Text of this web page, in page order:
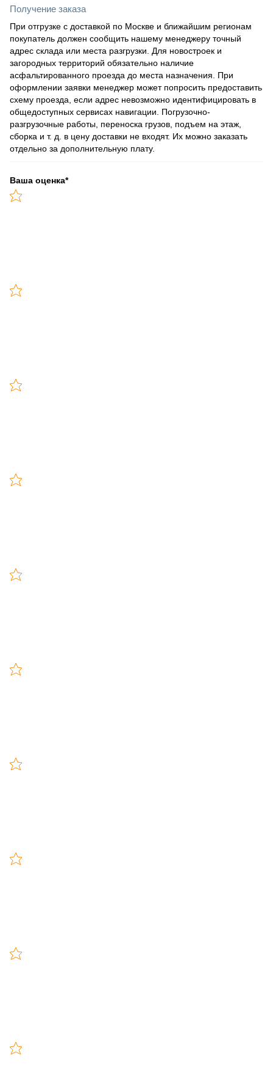
Получение заказа
При отгрузке с доставкой по Москве и ближайшим регионам
покупатель должен сообщить нашему менеджеру точный
адрес склада или места разгрузки. Для новостроек и
загородных территорий обязательно наличие
асфальтированного проезда до места назначения. При
оформлении заявки менеджер может попросить предоставить
схему проезда, если адрес невозможно идентифицировать в
общедоступных сервисах навигации. Погрузочно-
разгрузочные работы, переноска грузов, подъем на этаж,
сборка и т. д. в цену доставки не входят. Их можно заказать
отдельно за дополнительную плату.
Ваша оценка*